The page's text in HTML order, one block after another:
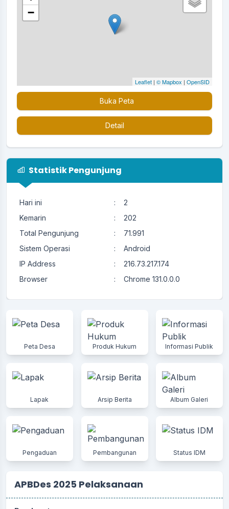
−
Leaflet | © Mapbox | OpenSID
Buka Peta
Detail
Statistik Pengunjung
Hari ini :
2
Kemarin
:
202
Total Pengunjung
:
71.991
Sistem Operasi
:
Android
IP Address
:
216.73.217.174
Browser
: Chrome 131.0.0.0
Peta Desa Produk Hukum Informasi Publik
Lapak Arsip Berita Album Galeri
Pengaduan Pembangunan Status IDM
APBDes 2025 Pelaksanaan